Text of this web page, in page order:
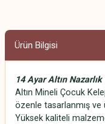
Ürün Bilgisi
14 Ayar Altın
Altın Mineli Çocuk
özenle tasarlanmış
Yüksek kaliteli